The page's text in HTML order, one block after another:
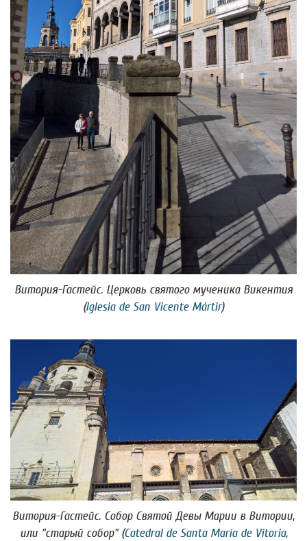
Витория-Гастейс. Церковь святого мученика Викентия
(Iglesia de San Vicente Mártir)
Витория-Гастейс. Собор Святой Девы Марии в Витории,
или "старый собор" (Catedral de Santa María de Vitoria,